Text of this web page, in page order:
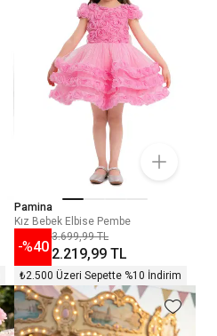
Pamina
Kız Bebek Elbise Pembe
-%40
3.699,99 TL
2.219,99 TL
₺2.500 Üzeri Sepette %10 İndirim